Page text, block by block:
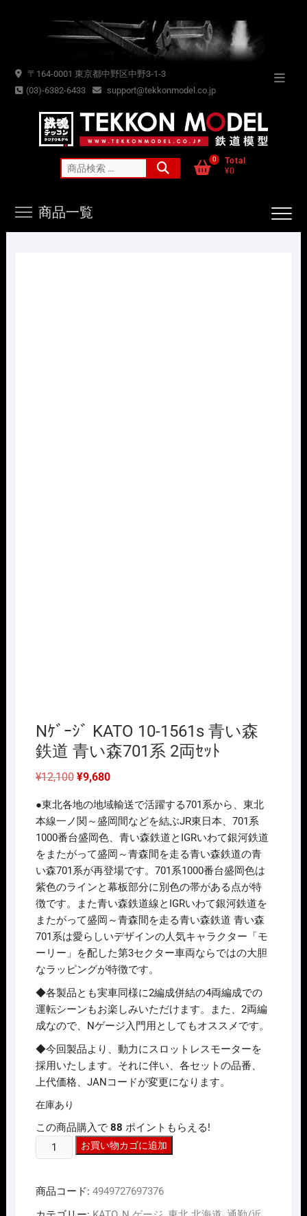
〒164-0001 東京都中野区中野3-1-3
(03)-6382-6433
support@tekkonmodel.co.jp
索
0
Total
¥0
商品一覧
Nｹﾞｰｼﾞ KATO 10-1561s 青い森
鉄道 青い森701系 2両ｾｯﾄ
¥12,100 元
価
格
は
¥12,100
で
し
た。
¥9,680現
の
価
格
は
¥9,680
で
す。
●東北各地の地域輸送で活躍する701系から、東北
本線一ノ関～盛岡間などを結ぶJR東日本、701系
1000番台盛岡色、青い森鉄道とIGRいわて銀河鉄道
をまたがって盛岡～青森間を走る青い森鉄道の青
い森701系が再登場です。701系1000番台盛岡色は
紫色のラインと幕板部分に別色の帯がある点が特
徴です。また青い森鉄道線とIGRいわて銀河鉄道を
またがって盛岡～青森間を走る青い森鉄道 青い森
701系は愛らしいデザインの人気キャラクター「モ
ーリー」を配した第3セクター車両ならではの大胆
なラッピングが特徴です。
◆各製品とも実車同様に2編成併結の4両編成での
運転シーンもお楽しみいただけます。また、2両編
成なので、Nゲージ入門用としてもオススメです。
◆今回製品より、動力にスロットレスモーターを
採用いたします。それに伴い、各セットの品番、
上代価格、JANコードが変更になります。
在庫あり
この商品購入で 88 ポイントもらえる!
ｹﾞ
ｼﾞ
KATO
お買い物カゴに追加
商品コード: 4949727697376